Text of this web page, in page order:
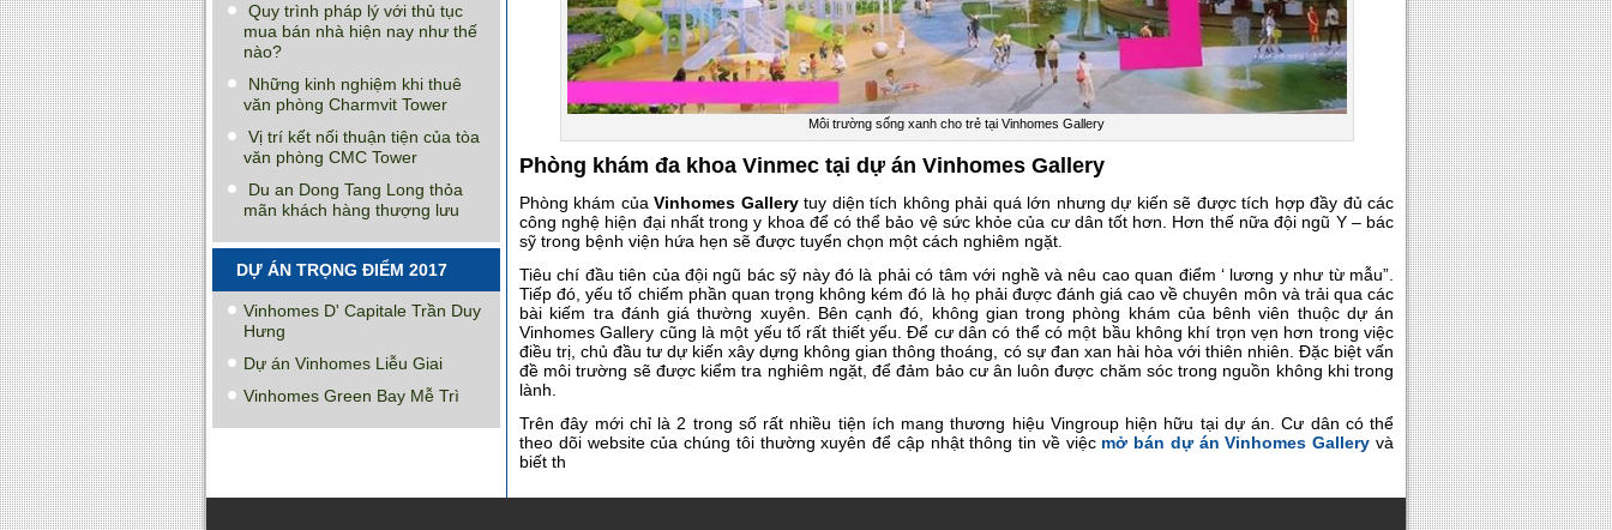
Quy trình pháp lý với thủ tục
mua bán nhà hiện nay như thế
nào?
Những kinh nghiệm khi thuê
văn phòng Charmvit Tower
Vị trí kết nối thuận tiện của tòa
văn phòng CMC Tower
Du an Dong Tang Long thỏa
mãn khách hàng thượng lưu
DỰ ÁN TRỌNG ĐIỂM 2017
Vinhomes D' Capitale Trần Duy
Hưng
Dự án Vinhomes Liễu Giai
Vinhomes Green Bay Mễ Trì
Môi trường sống xanh cho trẻ tại Vinhomes Gallery
Phòng khám đa khoa Vinmec tại dự án Vinhomes Gallery
Phòng khám củaVinhomes Gallerytuy diện tích không phải quá lớn nhưng dự kiến sẽ được tích hợp đầy đủ các
công nghệ hiện đại nhất trong y khoa để có thể bảo vệ sức khỏe của cư dân tốt hơn. Hơn thế nữa đội ngũ Y – bác
sỹ trong bệnh viện hứa hẹn sẽ được tuyển chọn một cách nghiêm ngặt.
Tiêu chí đầu tiên của đội ngũ bác sỹ này đó là phải có tâm với nghề và nêu cao quan điểm ‘ lương y như từ mẫu”.
Tiếp đó, yếu tố chiếm phần quan trọng không kém đó là họ phải được đánh giá cao về chuyên môn và trải qua các
bài kiếm tra đánh giá thường xuyên. Bên cạnh đó, không gian trong phòng khám của bênh viên thuộc dự án
Vinhomes Gallery cũng là một yếu tố rất thiết yếu. Để cư dân có thể có một bầu không khí trọn vẹn hơn trong việc
điều trị, chủ đầu tư dự kiến xây dựng không gian thông thoáng, có sự đan xan hài hòa với thiên nhiên. Đặc biệt vấn
đề môi trường sẽ được kiểm tra nghiêm ngặt, để đảm bảo cư ân luôn được chăm sóc trong nguồn không khi trong
lành.
Trên đây mới chỉ là 2 trong số rất nhiều tiện ích mang thương hiệu Vingroup hiện hữu tại dự án. Cư dân có thể
theo dõi website của chúng tôi thường xuyên để cập nhật thông tin về việc mở bán dự án Vinhomes Gallery và
biết th